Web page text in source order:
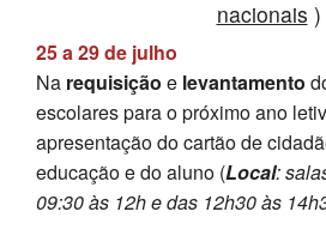
@parlamentodosjovens_esaq
@esaq.erasmus
@oficina.do.largo
nacionais )
25 a 29 de julho
Na requisição e levantamento
escolares para o próximo ano
apresentação do cartão de
educação e do aluno (Local:
09:30 às 12h e das 12h30 às